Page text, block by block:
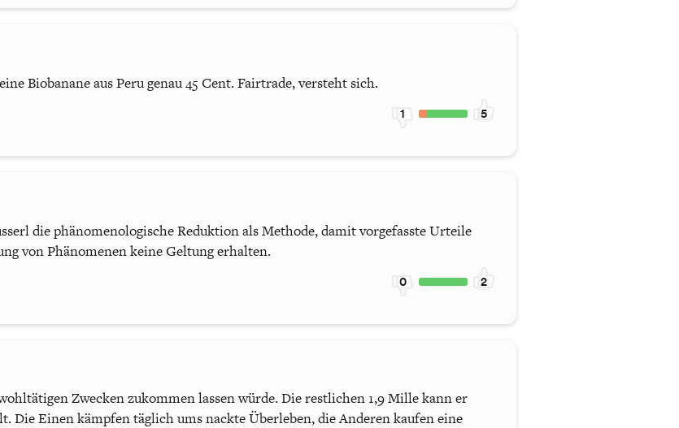
Biobanane aus Peru genau 45 Cent. Fairtrade, versteht sich.
1 5
die phänomenologische Reduktion als Methode, damit vorgefasste Urteile
von Phänomenen keine Geltung erhalten.
0 2
Zwecken zukommen lassen würde. Die restlichen 1,9 Mille kann er
Die Einen kämpfen täglich ums nackte Überleben, die Anderen kaufen eine